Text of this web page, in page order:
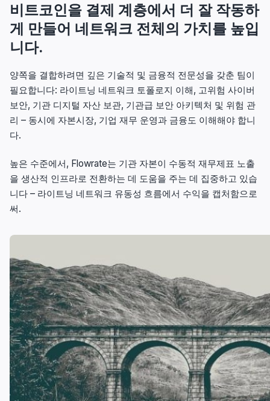
비트코인을 결제 계층에서 더 잘 작동하
게 만들어 네트워크 전체의 가치를 높입
니다.
양쪽을 결합하려면 깊은 기술적 및 금융적 전문성을 갖춘 팀이
필요합니다: 라이트닝 네트워크 토폴로지 이해, 고위험 사이버
보안, 기관 디지털 자산 보관, 기관급 보안 아키텍처 및 위험 관
리 – 동시에 자본시장, 기업 재무 운영과 금융도 이해해야 합니
다.
높은 수준에서, Flowrate는 기관 자본이 수동적 재무제표 노출
을 생산적 인프라로 전환하는 데 도움을 주는 데 집중하고 있습
니다 – 라이트닝 네트워크 유동성 흐름에서 수익을 캡처함으로
써.